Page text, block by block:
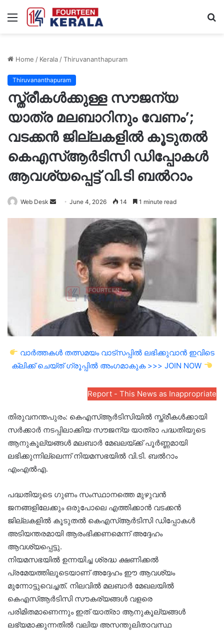
Menu
Home / Kerala/Thiruvananthapuram
Thiruvananthapuram
സ്ത്രീകൾക്കുള്ള സൗജന്യ
യാത്ര മലബാറിനും വേണം’;
വടക്കൻ ജില്ലകളിൽ കൂടുതൽ
കെഎസ്ആർടിസി ഡിപ്പോകൾ
ആവശ്യപ്പെട്ട് വി.ടി ബൽറാം
Web Desk
SendJune 4, 2026 14 1 minute read
വാർത്തകൾ തത്സമയം വാട്സപ്പിൽ ലഭിക്കുവാൻ ഇവിടെ
ക്ലിക്ക് ചെയ്ത് ഗ്രൂപ്പിൽ അംഗമാകുക >>> JOIN NOW
Report - This News as Inappropriate
തിരുവനന്തപുരം: കെഎസ്ആർടിസിയിൽ സ്ത്രീകൾക്കായി
സർക്കാർ നടപ്പിലാക്കിയ സൗജന്യ യാത്രാ പദ്ധതിയുടെ
ആനുകൂല്യങ്ങൾ മലബാർ മേഖലയ്ക്ക് പൂർണ്ണമായി
ലഭിക്കുന്നില്ലെന്ന് നിയമസഭയിൽ വി.ടി. ബൽറാം
എംഎൽഎ.
പദ്ധതിയുടെ ഗുണം സംസ്ഥാനത്തെ മുഴുവൻ
ജനങ്ങളിലേക്കും ഒരുപോലെ എത്തിക്കാൻ വടക്കൻ
ജില്ലകളിൽ കൂടുതൽ കെഎസ്ആർടിസി ഡിപ്പോകൾ
അടിയന്തരമായി ആരംഭിക്കണമെന്ന് അദ്ദേഹം
ആവശ്യപ്പെട്ടു.
നിയമസഭയിൽ ഉന്നയിച്ച ശ്രദ്ധ ക്ഷണിക്കൽ
പ്രമേയത്തിലൂടെയാണ് അദ്ദേഹം ഈ ആവശ്യം
മുന്നോട്ടുവെച്ചത്. നിലവിൽ മലബാർ മേഖലയിൽ
കെഎസ്ആർടിസി സൗകര്യങ്ങൾ വളരെ
പരിമിതമാണെന്നും ഇത് യാത്രാ ആനുകൂല്യങ്ങൾ
ലഭ്യമാക്കുന്നതിൽ വലിയ അസന്തുലിതാവസ്ഥ